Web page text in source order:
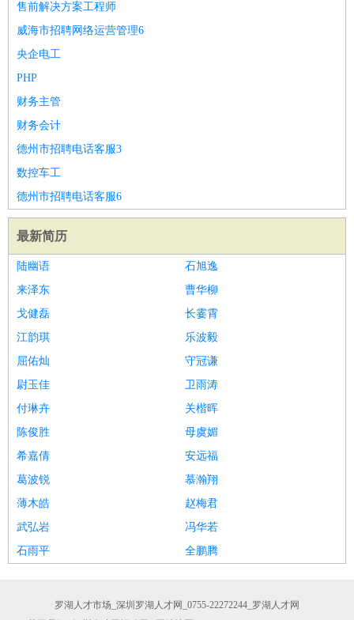
售前解决方案工程师
威海市招聘网络运营管理6
央企电工
PHP
财务主管
财务会计
德州市招聘电话客服3
数控车工
德州市招聘电话客服6
最新简历
陆幽语
石旭逸
来泽东
曹华柳
戈健磊
长霎霄
江韵琪
乐波毅
屈佑灿
守冠谦
尉玉佳
卫雨涛
付琳卉
关楷晖
陈俊胜
母虞媚
希嘉倩
安远福
葛波锐
慕瀚翔
薄木皓
赵梅君
武弘岩
冯华若
石雨平
全鹏腾
罗湖人才市场_深圳罗湖人才网_0755-22272244_罗湖人才网